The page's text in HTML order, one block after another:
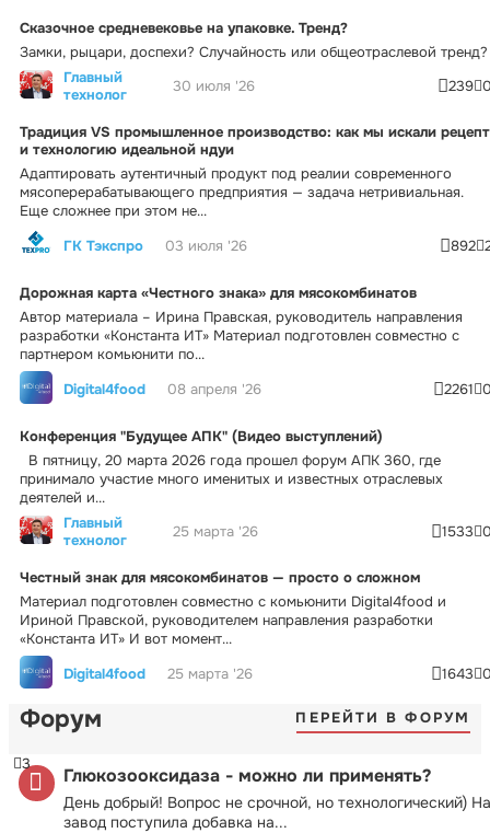
Сказочное средневековье на упаковке. Тренд?
Замки, рыцари, доспехи? Случайность или общеотраслевой тренд?
Главный
технолог
30 июля '26 239
Традиция VS промышленное производство: как мы искали рецепт
и технологию идеальной ндуи
Адаптировать аутентичный продукт под реалии современного
мясоперерабатывающего предприятия — задача нетривиальная.
Еще сложнее при этом не...
ГК Тэкспро
03 июля '26 892
Дорожная карта «Честного знака» для мясокомбинатов
Автор материала – Ирина Правская, руководитель направления
разработки «Константа ИТ» Материал подготовлен совместно с
партнером комьюнити по...
Digital4food
08 апреля '26 2261
Конференция "Будущее АПК" (Видео выступлений)
В пятницу, 20 марта 2026 года прошел форум АПК 360, где
принимало участие много именитых и известных отраслевых
деятелей и...
Главный
технолог
25 марта '26 1533
Честный знак для мясокомбинатов — просто о сложном
Материал подготовлен совместно с комьюнити Digital4food и
Ириной Правской, руководителем направления разработки
«Константа ИТ» И вот момент...
Digital4food
25 марта '26 1643
Форум ПЕРЕЙТИ В ФОРУМ
Глюкозооксидаза - можно ли применять?
День добрый! Вопрос не срочной, но технологический) На
завод поступила добавка на...
3